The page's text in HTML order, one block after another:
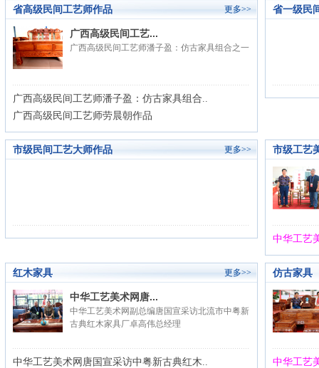
省高级民间工艺师作品 更多>>
广西高级民间工艺...
广西高级民间工艺师潘子盈：仿古家具组合之一
广西高级民间工艺师潘子盈：仿古家具组合..
广西高级民间工艺师劳晨朝作品
省一级民
市级民间工艺大师作品 更多>> 市级工艺
中华工艺
红木家具 更多>>
中华工艺美术网唐...
中华工艺美术网副总编唐国宣采访北流市中粤新
古典红木家具厂卓高伟总经理
中华工艺美术网唐国宣采访中粤新古典红木..
仿古家具
中华工艺